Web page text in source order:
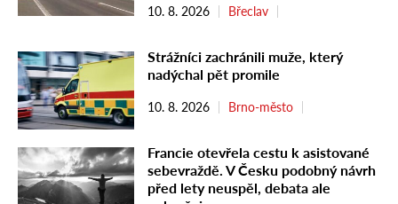
10. 8. 2026 Břeclav
Strážníci zachránili muže, který
nadýchal pět promile
10. 8. 2026 Brno-město
Francie otevřela cestu k asistované
sebevraždě. V Česku podobný návrh
před lety neuspěl, debata ale